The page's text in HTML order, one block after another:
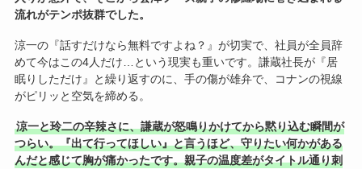
流れがテンポ抜群でした。
涼一の『話すだけなら無料ですよね？』が切実で、社員が全員辞
めて今はこの4人だけ…という現実も重いです。謙蔵社長が『居
眠りしただけ』と繰り返すのに、手の傷が雄弁で、コナンの視線
がピリッと空気を締める。
涼一と玲二の辛辣さに、謙蔵が怒鳴りかけてから黙り込む瞬間が
つらい。『出て行ってほしい』と言うほど、守りたい何かがある
んだと感じて胸が痛かったです。親子の温度差がタイトル通り刺